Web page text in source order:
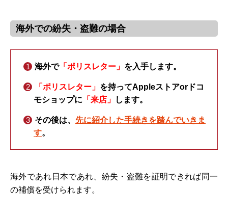
海外での紛失・盗難の場合
海外で「ポリスレター」 を入手します。
「ポリスレター」 を持ってAppleストアorドコ
モショップに 「来店」 します。
その後は、 先に紹介した手続きを踏んでいきま
す。
海外であれ日本であれ、紛失・盗難を証明できれば同一
の補償を受けられます。